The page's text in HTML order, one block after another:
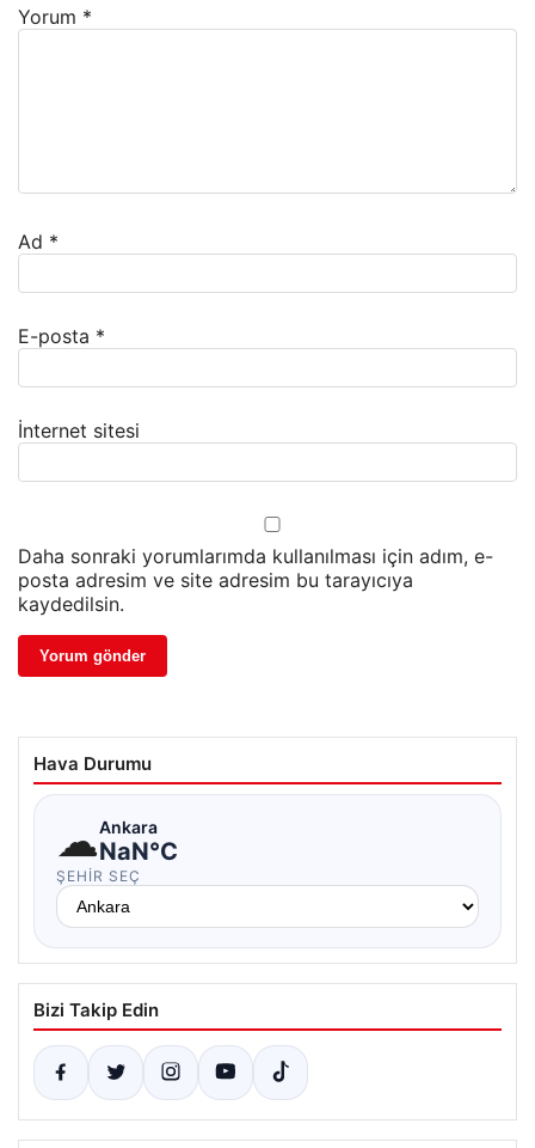
Yorum *
Ad *
E-posta *
İnternet sitesi
Daha sonraki yorumlarımda kullanılması için adım, e-
posta adresim ve site adresim bu tarayıcıya
kaydedilsin.
Hava Durumu
☁Ankara
NaN°C
ŞEHIR SEÇ
Bizi Takip Edin